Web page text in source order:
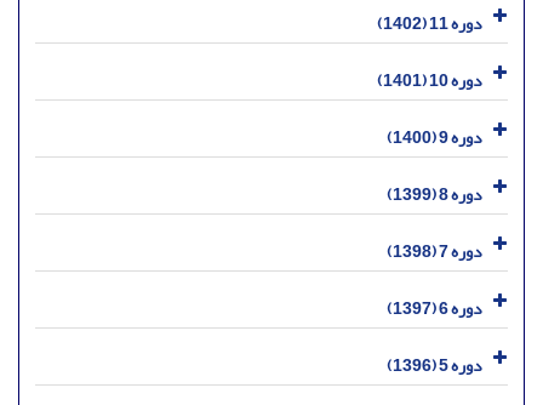
دوره 11 (1402)
دوره 10 (1401)
دوره 9 (1400)
دوره 8 (1399)
دوره 7 (1398)
دوره 6 (1397)
دوره 5 (1396)